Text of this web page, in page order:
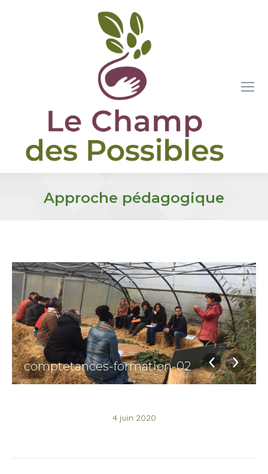
Approche pédagogique
comptetances-formation-02
4 juin 2020